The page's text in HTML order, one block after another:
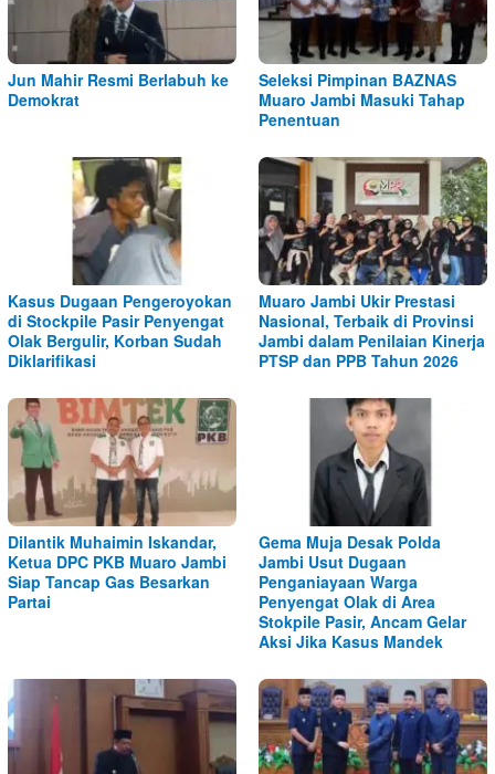
Jun Mahir Resmi Berlabuh ke
Demokrat
Seleksi Pimpinan BAZNAS
Muaro Jambi Masuki Tahap
Penentuan
Kasus Dugaan Pengeroyokan
di Stockpile Pasir Penyengat
Olak Bergulir, Korban Sudah
Diklarifikasi
Muaro Jambi Ukir Prestasi
Nasional, Terbaik di Provinsi
Jambi dalam Penilaian Kinerja
PTSP dan PPB Tahun 2026
Dilantik Muhaimin Iskandar,
Ketua DPC PKB Muaro Jambi
Siap Tancap Gas Besarkan
Partai
Gema Muja Desak Polda
Jambi Usut Dugaan
Penganiayaan Warga
Penyengat Olak di Area
Stokpile Pasir, Ancam Gelar
Aksi Jika Kasus Mandek